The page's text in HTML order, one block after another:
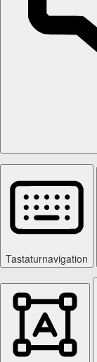
Tastaturnavigation